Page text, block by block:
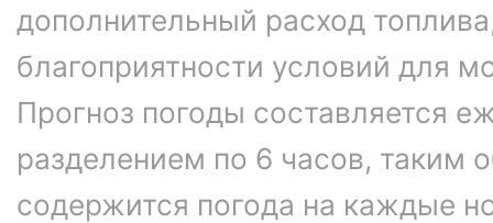
дополнительный расход
благоприятности условий для
Прогноз погоды составляется
разделением по 6 часов, таким
содержится погода на каждые